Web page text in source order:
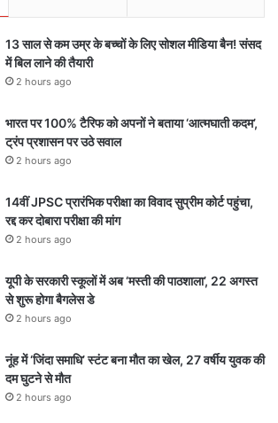
13 साल से कम उम्र के बच्चों के लिए सोशल मीडिया बैन! संसद
में बिल लाने की तैयारी
2 hours ago
भारत पर 100% टैरिफ को अपनों ने बताया ‘आत्मघाती कदम’,
ट्रंप प्रशासन पर उठे सवाल
2 hours ago
14वीं JPSC प्रारंभिक परीक्षा का विवाद सुप्रीम कोर्ट पहुंचा,
रद्द कर दोबारा परीक्षा की मांग
2 hours ago
यूपी के सरकारी स्कूलों में अब ‘मस्ती की पाठशाला’, 22 अगस्त
से शुरू होगा बैगलेस डे
2 hours ago
नूंह में ‘जिंदा समाधि’ स्टंट बना मौत का खेल, 27 वर्षीय युवक की
दम घुटने से मौत
2 hours ago